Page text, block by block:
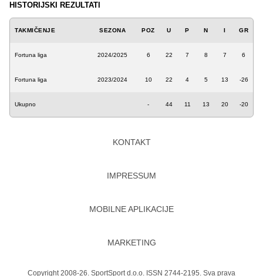
HISTORIJSKI REZULTATI
TAKMIČENJE SEZONA POZ U P N I GR
Fortuna liga 2024/2025 6 22 7 8 7 6
Fortuna liga 2023/2024 10 22 4 5 13 -26
Ukupno - 44 11 13 20 -20
KONTAKT
IMPRESSUM
MOBILNE APLIKACIJE
MARKETING
Copyright 2008-26. SportSport d.o.o. ISSN 2744-2195. Sva prava